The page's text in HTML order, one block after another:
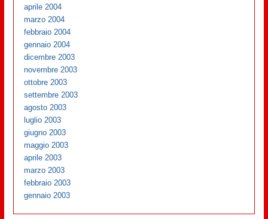
aprile 2004
marzo 2004
febbraio 2004
gennaio 2004
dicembre 2003
novembre 2003
ottobre 2003
settembre 2003
agosto 2003
luglio 2003
giugno 2003
maggio 2003
aprile 2003
marzo 2003
febbraio 2003
gennaio 2003